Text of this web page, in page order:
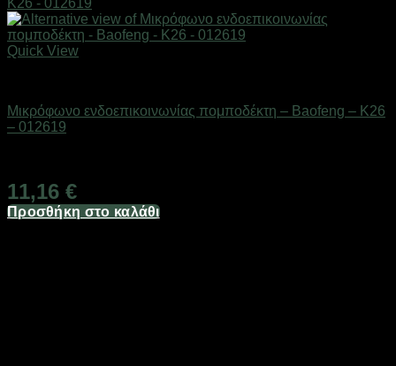
Quick View
Μικρόφωνο ενδοεπικοινωνίας πομποδέκτη – Baofeng – K26
– 012619
11,16 €
Προσθήκη στο καλάθι